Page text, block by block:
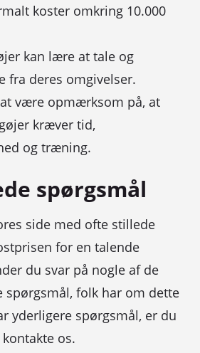
koster omkring 10.000
kan lære at tale og
fra deres omgivelser.
være opmærksom på, at
kræver tid,
og træning.
spørgsmål
side med ofte stillede
for en talende
du svar på nogle af de
spørgsmål, folk har om dette
yderligere spørgsmål, er du
os.